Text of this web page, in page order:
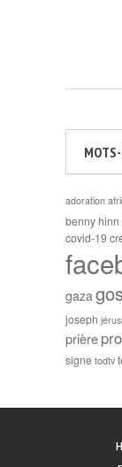
adoration
benny hinn
covid-19
gaza
joseph
prière
signe todtv